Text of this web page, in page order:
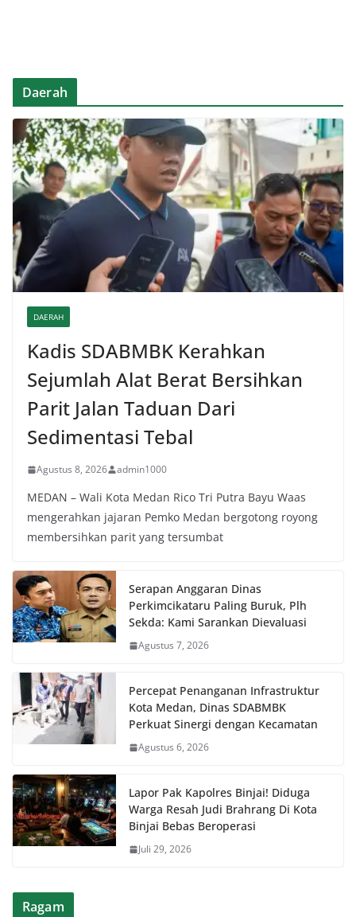
Daerah
DAERAH
Kadis SDABMBK Kerahkan
Sejumlah Alat Berat Bersihkan
Parit Jalan Taduan Dari
Sedimentasi Tebal
Agustus 8, 2026 admin1000
MEDAN – Wali Kota Medan Rico Tri Putra Bayu Waas
mengerahkan jajaran Pemko Medan bergotong royong
membersihkan parit yang tersumbat
Serapan Anggaran Dinas
Perkimcikataru Paling Buruk, Plh
Sekda: Kami Sarankan Dievaluasi
Agustus 7, 2026
Percepat Penanganan Infrastruktur
Kota Medan, Dinas SDABMBK
Perkuat Sinergi dengan Kecamatan
Agustus 6, 2026
Lapor Pak Kapolres Binjai! Diduga
Warga Resah Judi Brahrang Di Kota
Binjai Bebas Beroperasi
Juli 29, 2026
Ragam